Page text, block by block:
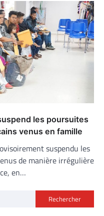
les poursuites
venus en famille
suspendu les
de manière irrégulière
en…
Rechercher